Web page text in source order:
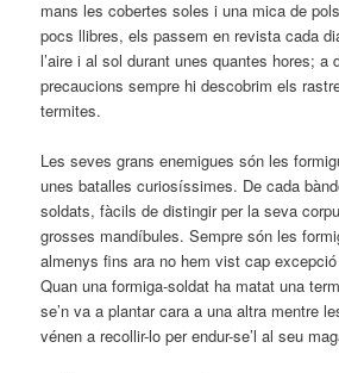
mans les cobertes soles i una mica de
pocs llibres, els passem en revista cada
l’aire i al sol durant unes quantes hores; a
precaucions sempre hi descobrim els
termites.
Les seves grans enemigues són les
unes batalles curiosíssimes. De cada
soldats, fàcils de distingir per la seva
grosses mandíbules. Sempre són les
almenys fins ara no hem vist cap
Quan una formiga-soldat ha matat una
se’n va a plantar cara a una altra mentre
vénen a recollir-lo per endur-se’l al seu